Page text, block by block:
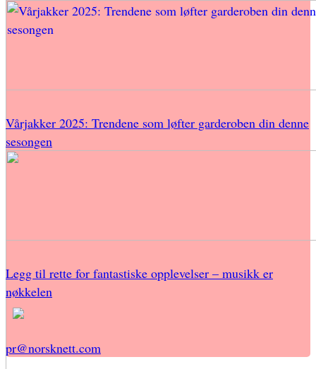
Vårjakker 2025: Trendene som løfter garderoben din denne
sesongen
Legg til rette for fantastiske opplevelser – musikk er
nøkkelen
pr@norsknett.com